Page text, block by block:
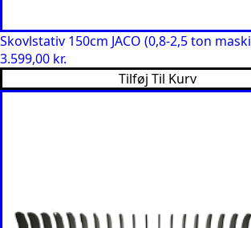
Skovlstativ 150cm JACO (0,8-2,5 ton
3.599,00 kr.
Tilføj Til Kurv